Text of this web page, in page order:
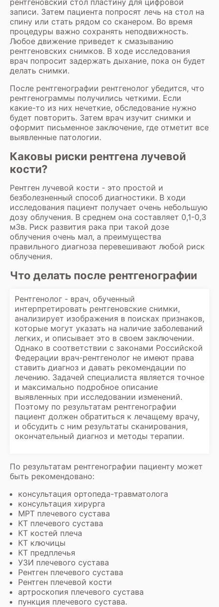
записи. Затем пациента попросят лечь на стол на
спину или стать рядом со сканером. Во время
процедуры важно сохранять неподвижность.
Любое движение приведет к смазыванию
рентгеновских снимков. В ходе исследования
врач попросит задержать дыхание, пока он будет
делать снимки.
После рентгенографии рентгенолог убедится, что
рентгенограммы получились четкими. Если
какие-то из них нечеткие, обследование нужно
будет повторить. Затем врач изучит снимки и
оформит письменное заключение, где отметит все
выявленные патологии.
Каковы риски рентгена лучевой
кости?
Рентген лучевой кости - это простой и
безболезненный способ диагностики. В ходи
исследования пациент получает очень небольшую
дозу облучения. В среднем она составляет 0,1-0,3
мЗв. Риск развития рака при такой дозе
облучения очень мал, а преимущества
правильного диагноза перевешивают любой риск
облучения.
Что делать после рентгенографии
Рентгенолог - врач, обученный
интерпретировать рентгеновские снимки,
анализирует изображения в поисках признаков,
которые могут указать на наличие заболеваний
легких, и описывает это в своем заключении.
Однако в соответствии с законами Российской
Федерации врач-рентгенолог не имеют права
ставить диагноз и давать рекомендации по
лечению. Задачей специалиста является точное
и максимально подробное описание
выявленных при исследовании изменений.
Поэтому по результатам рентгенографии
пациент должен обратиться к лечащему врачу,
и обсудить с ним результаты сканирования,
окончательный диагноз и методы терапии.
По результатам рентгенографии пациенту может
быть рекомендовано:
консультация ортопеда-травматолога
консультация хирурга
МРТ плечевого сустава
КТ плечевого сустава
КТ костей плеча
КТ ключицы
КТ предплечья
УЗИ плечевого сустава
Рентген плечевого сустава
Рентген плечевой кости
артроскопия плечевого сустава
пункция плечевого сустава.